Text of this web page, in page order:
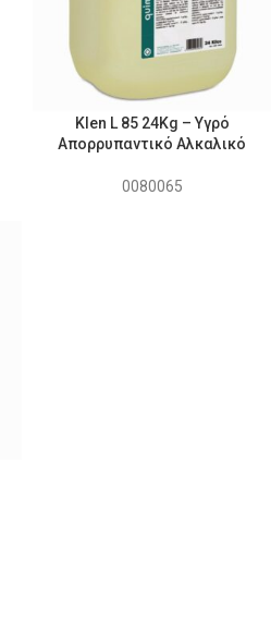
Klen L 85 24Kg – Υγρό
Απορρυπαντικό Αλκαλικό
0080065